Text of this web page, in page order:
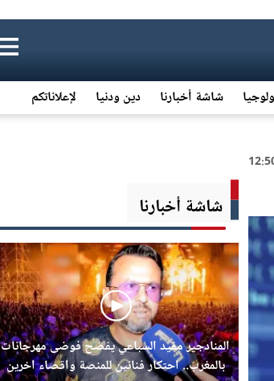
شاشة أخبارنا دين ودنيا لإعلاناتكم
شاشة أخبارنا
المنادجير مفيد السباعي يفضح فوضى مهرجانات
بالمغرب.. احتكار فنانين للمنصة واقصاء اخرين